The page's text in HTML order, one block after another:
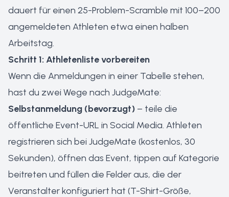
dauert für einen 25-Problem-Scramble mit 100–200
angemeldeten Athleten etwa einen halben
Arbeitstag.
Schritt 1: Athletenliste vorbereiten
Wenn die Anmeldungen in einer Tabelle stehen,
hast du zwei Wege nach JudgeMate:
Selbstanmeldung (bevorzugt) – teile die
öffentliche Event-URL in Social Media. Athleten
registrieren sich bei JudgeMate (kostenlos, 30
Sekunden), öffnen das Event, tippen auf Kategorie
beitreten und füllen die Felder aus, die der
Veranstalter konfiguriert hat (T-Shirt-Größe,